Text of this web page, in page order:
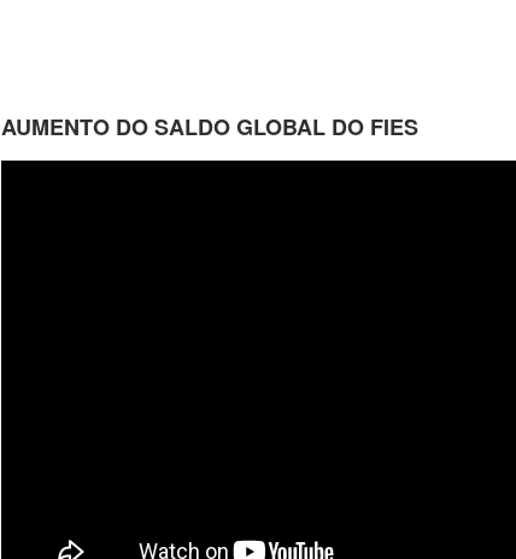
AUMENTO DO SALDO GLOBAL DO FIES